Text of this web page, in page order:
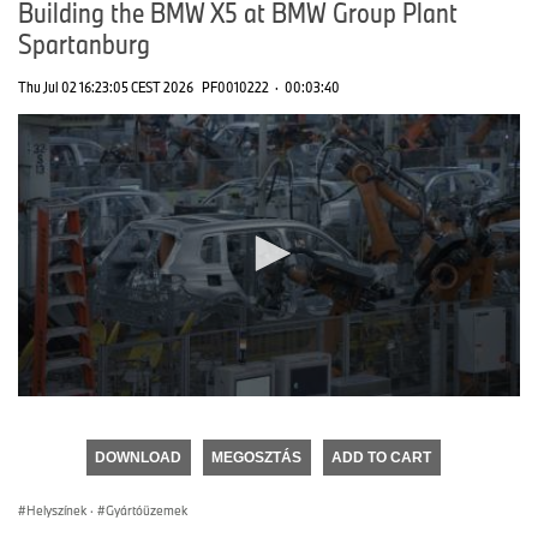
Building the BMW X5 at BMW Group Plant
Spartanburg
Thu Jul 02 16:23:05 CEST 2026 PF0010222 · 00:03:40
seconds
DOWNLOAD MEGOSZTÁS ADD TO CART
Helyszínek · Gyártóüzemek